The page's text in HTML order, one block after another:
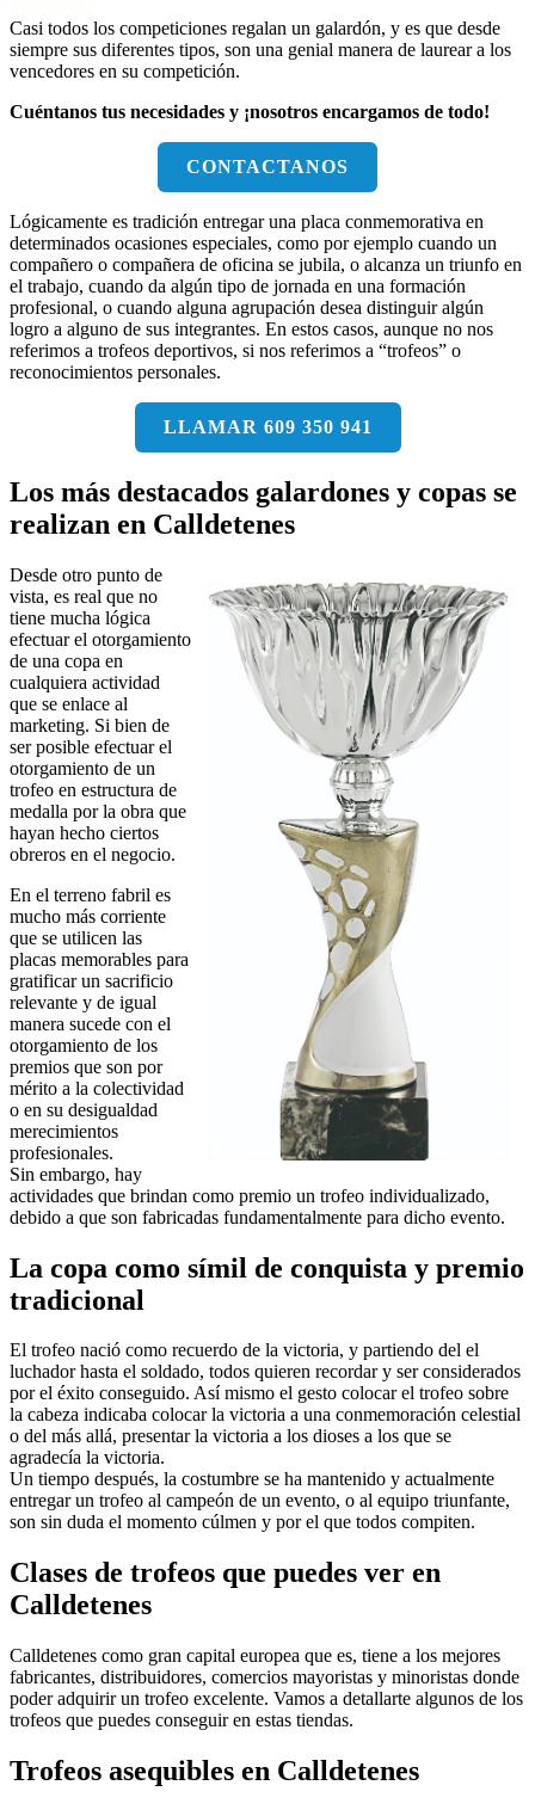
Casi todos los competiciones regalan un galardón, y es que desde
siempre sus diferentes tipos, son una genial manera de laurear a los
vencedores en su competición.
Cuéntanos tus necesidades y ¡nosotros encargamos de todo!
CONTACTANOS
Lógicamente es tradición entregar una placa conmemorativa en
determinados ocasiones especiales, como por ejemplo cuando un
compañero o compañera de oficina se jubila, o alcanza un triunfo en
el trabajo, cuando da algún tipo de jornada en una formación
profesional, o cuando alguna agrupación desea distinguir algún
logro a alguno de sus integrantes. En estos casos, aunque no nos
referimos a trofeos deportivos, si nos referimos a “trofeos” o
reconocimientos personales.
LLAMAR 609 350 941
Los más destacados galardones y copas se
realizan en Calldetenes
Desde otro punto de
vista, es real que no
tiene mucha lógica
efectuar el otorgamiento
de una copa en
cualquiera actividad
que se enlace al
marketing. Si bien de
ser posible efectuar el
otorgamiento de un
trofeo en estructura de
medalla por la obra que
hayan hecho ciertos
obreros en el negocio.
En el terreno fabril es
mucho más corriente
que se utilicen las
placas memorables para
gratificar un sacrificio
relevante y de igual
manera sucede con el
otorgamiento de los
premios que son por
mérito a la colectividad
o en su desigualdad
merecimientos
profesionales.
Sin embargo, hay
actividades que brindan como premio un trofeo individualizado,
debido a que son fabricadas fundamentalmente para dicho evento.
La copa como símil de conquista y premio
tradicional
El trofeo nació como recuerdo de la victoria, y partiendo del el
luchador hasta el soldado, todos quieren recordar y ser considerados
por el éxito conseguido. Así mismo el gesto colocar el trofeo sobre
la cabeza indicaba colocar la victoria a una conmemoración celestial
o del más allá, presentar la victoria a los dioses a los que se
agradecía la victoria.
Un tiempo después, la costumbre se ha mantenido y actualmente
entregar un trofeo al campeón de un evento, o al equipo triunfante,
son sin duda el momento cúlmen y por el que todos compiten.
Clases de trofeos que puedes ver en
Calldetenes
Calldetenes como gran capital europea que es, tiene a los mejores
fabricantes, distribuidores, comercios mayoristas y minoristas donde
poder adquirir un trofeo excelente. Vamos a detallarte algunos de los
trofeos que puedes conseguir en estas tiendas.
Trofeos asequibles en Calldetenes